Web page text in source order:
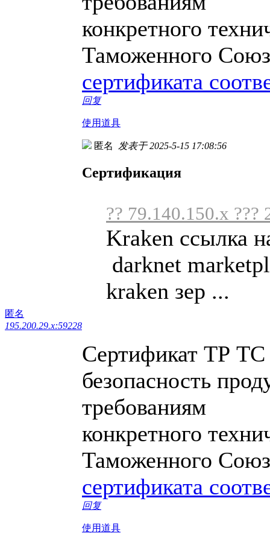
конкретного
Таможенного
сертификата
回复
使用道具
匿名
195.200.29.x:59228
匿名 发表于 2025-5-15 17:08:56
Сертификация
?? 79.140.150.x ???
Kraken ссылка
darknet
kraken зер ...
Сертификат ТР
безопасность
требованиям
конкретного
Таможенного
сертификата
回复
使用道具